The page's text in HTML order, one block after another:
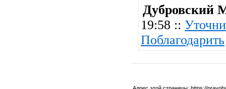
Дубровский
19:58 ::
Поблагодарить